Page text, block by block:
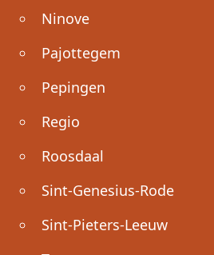
Ninove
Pajottegem
Pepingen
Regio
Roosdaal
Sint-Genesius-Rode
Sint-Pieters-Leeuw